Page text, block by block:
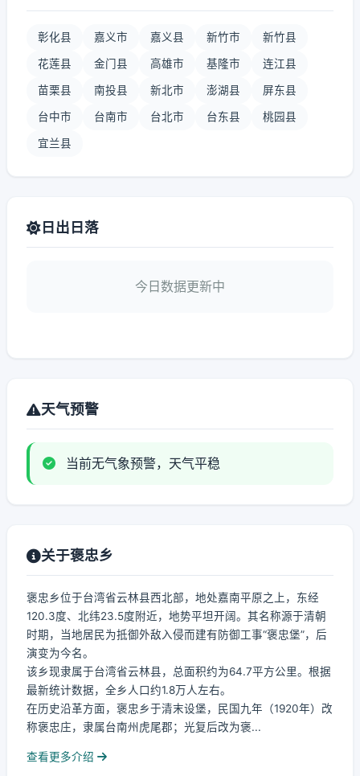
彰化县 嘉义市 嘉义县 新竹市 新竹县
花莲县 金门县 高雄市 基隆市 连江县
苗栗县 南投县 新北市 澎湖县 屏东县
台中市 台南市 台北市 台东县 桃园县
宜兰县
日出日落
今日数据更新中
天气预警
当前无气象预警，天气平稳
关于褒忠乡
褒忠乡位于台湾省云林县西北部，地处嘉南平原之上，东经
120.3度、北纬23.5度附近，地势平坦开阔。其名称源于清朝
时期，当地居民为抵御外敌入侵而建有防御工事“褒忠堡”，后
演变为今名。
该乡现隶属于台湾省云林县，总面积约为64.7平方公里。根据
最新统计数据，全乡人口约1.8万人左右。
在历史沿革方面，褒忠乡于清末设堡，民国九年（1920年）改
称褒忠庄，隶属台南州虎尾郡；光复后改为褒...
查看更多介绍